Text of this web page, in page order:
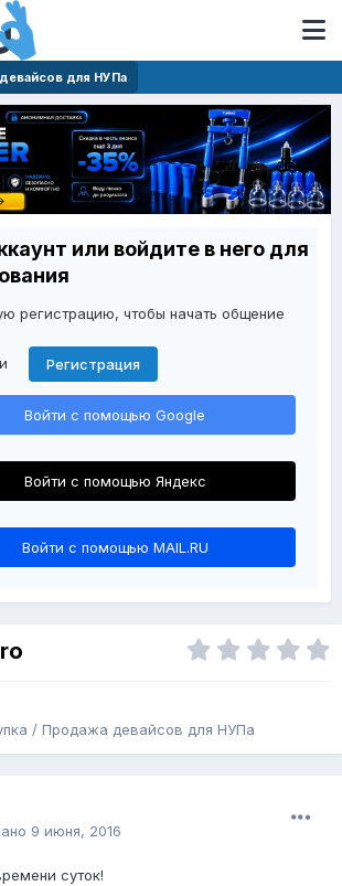
для НУПа
или войдите в него для
регистрацию, чтобы начать общение
Регистрация
Войти с помощью Google
Войти с помощью Яндекс
Войти с помощью MAIL.RU
/ Продажа девайсов для НУПа
9 июня, 2016
суток!